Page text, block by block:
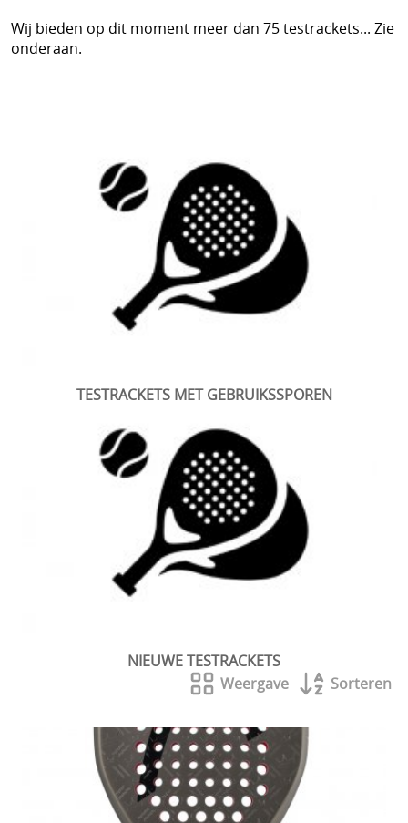
Wij bieden op dit moment meer dan 75 testrackets... Zie
onderaan.
TESTRACKETS MET GEBRUIKSSPOREN
NIEUWE TESTRACKETS
Weergave
Sorteren